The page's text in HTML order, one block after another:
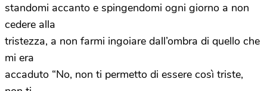
standomi accanto e spingendomi ogni giorno a non
cedere alla
tristezza, a non farmi ingoiare dall’ombra di quello che
mi era
accaduto “No, non ti permetto di essere così triste,